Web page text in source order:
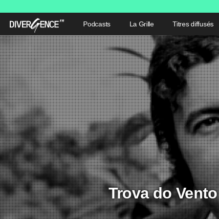
Podcasts La Grille Titres diffusés
Trova do